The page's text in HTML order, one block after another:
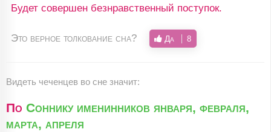
Будет совершен безнравственный поступок.
Это верное толкование сна? Да 8
Видеть чеченцев во сне значит:
По Соннику именинников января, февраля,
марта, апреля